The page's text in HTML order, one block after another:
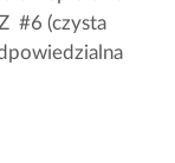
#6 (czysta